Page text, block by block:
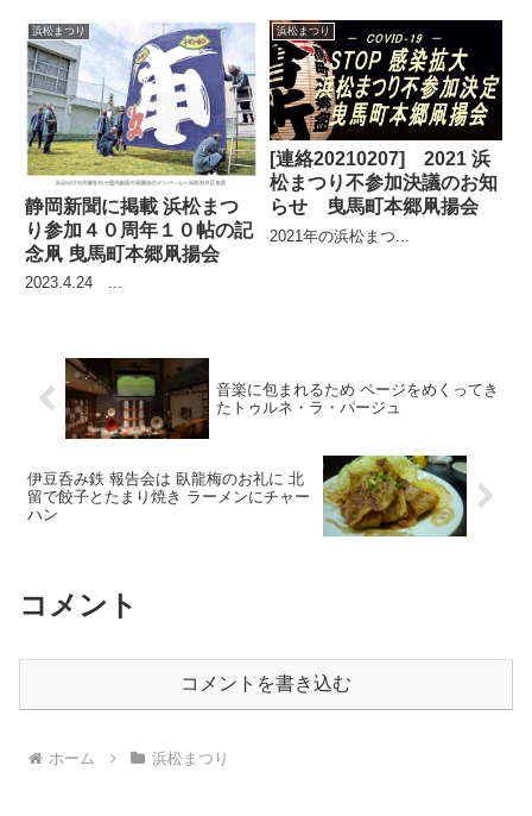
浜松まつり
静岡新聞に掲載 浜松まつ
り参加４０周年１０帖の記
念凧 曳馬町本郷凧揚会
2023.4.24 ...
浜松まつり
[連絡20210207] 2021 浜
松まつり不参加決議のお知
らせ 曳馬町本郷凧揚会
2021年の浜松まつ...
音楽に包まれるため ページをめくってき
たトゥルネ・ラ・パージュ
伊豆呑み鉄 報告会は 臥龍梅のお礼に 北
留で餃子とたまり焼き ラーメンにチャー
ハン
コメント
コメントを書き込む
ホーム 浜松まつり